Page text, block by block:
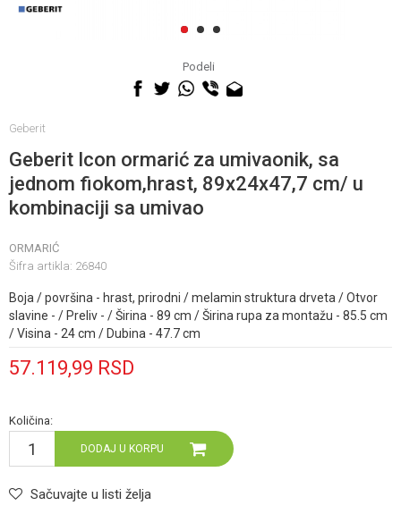
1 2 3
Podeli
Geberit
Geberit Icon ormarić za umivaonik, sa
jednom fiokom,hrast, 89x24x47,7 cm/ u
kombinaciji sa umivao
ORMARIĆ
Šifra artikla: 26840
Boja / površina - hrast, prirodni / melamin struktura drveta / Otvor
slavine - / Preliv - / Širina - 89 cm / Širina rupa za montažu - 85.5 cm
/ Visina - 24 cm / Dubina - 47.7 cm
57.119,99 RSD
Količina:
DODAJ U KORPU
Sačuvajte u listi želja